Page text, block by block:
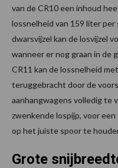
van de CR10 een inhoud
lossnelheid van 159 liter
dwarsvijzel kan de losvijzel
wanneer er nog graan in de
CR11 kan de lossnelheid
teruggebracht door de
aanhangwagens volledig te
zwenkende lospijp, voor
op het juiste spoor te
Grote